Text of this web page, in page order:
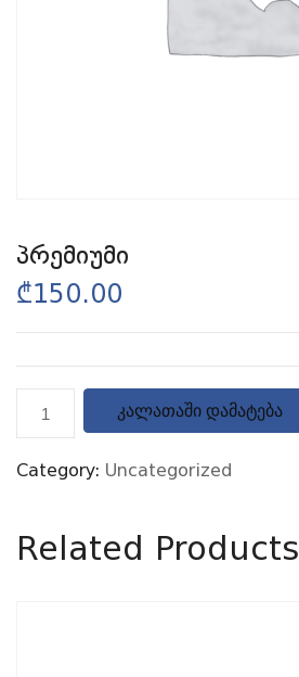
პრემიუმი
₾150.00
კალათაში დამატება
Category: Uncategorized
Related Products